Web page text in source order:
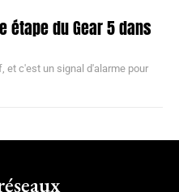
étape du Gear 5 dans
et c'est un signal d'alarme pour